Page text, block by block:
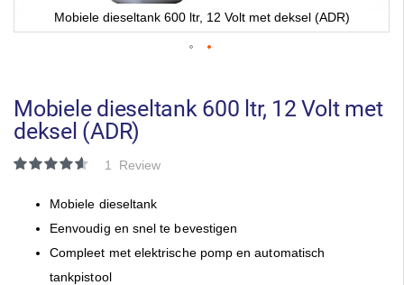
Mobiele dieseltank 600 ltr, 12 Volt met deksel (ADR)
het
begin
van
afbeeldingen-
Mobiele dieseltank 600 ltr, 12 Volt met
deksel (ADR)
Waardering:
1 Review
Mobiele dieseltank
Eenvoudig en snel te bevestigen
Compleet met elektrische pomp en automatisch
tankpistool